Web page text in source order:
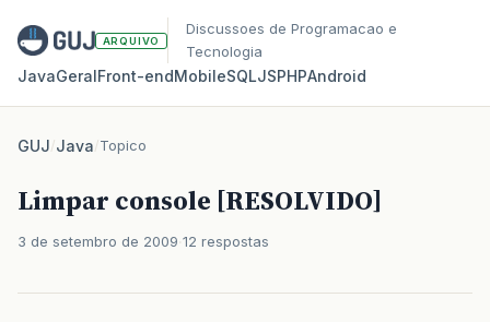
ARQUIVO
Discussoes de Programacao e
Tecnologia
JavaGeralFront‑endMobileSQLJSPHPAndroid
GUJ/Java/Topico
Limpar console [RESOLVIDO]
3 de setembro de 2009 12 respostas